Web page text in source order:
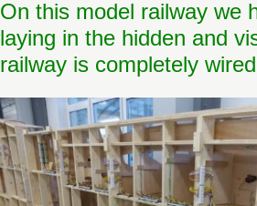
On this model railway we
laying in the hidden and
railway is completely